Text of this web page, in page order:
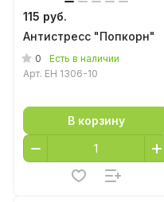
115 руб.
Антистресс "Попкорн"
0
Есть в наличии
Арт. EH 1306-10
В корзину